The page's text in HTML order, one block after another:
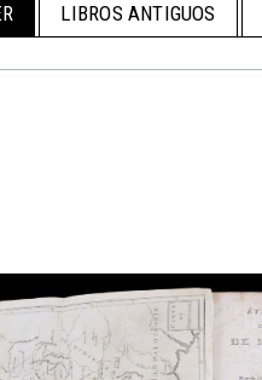
LIBROS ANTIGUOS